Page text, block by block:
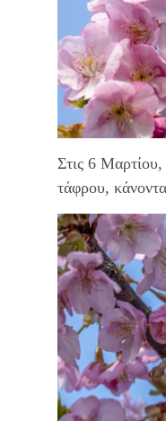
Στις 6 Μαρτίου,
τάφρου,